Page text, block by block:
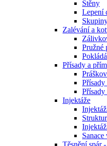
Stěny
Lepení
Zalévání a
Pružné
Přísady a
Přísady
Přísady
Injektáže
Těsnění spár